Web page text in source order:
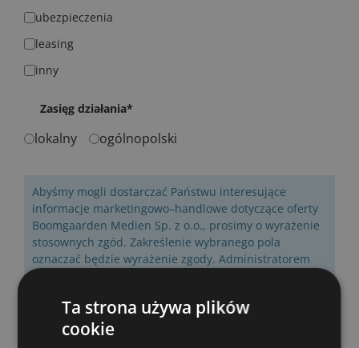
ubezpieczenia
leasing
inny
Zasięg działania*
lokalny ogólnopolski
Abyśmy mogli dostarczać Państwu interesujące
informacje marketingowo–handlowe dotyczące oferty
Boomgaarden Medien Sp. z o.o., prosimy o wyrażenie
stosownych zgód. Zakreślenie wybranego pola
oznaczać będzie wyrażenie zgody. Administratorem
Państwa danych będzie Boomgaarden Medien Sp. z
Wyrażam zgodę na przetwarzanie moich danych
osobowych*
Ta strona używa plików
cookie